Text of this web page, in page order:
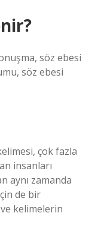
söz ebesi
söz ebesi
çok fazla
insanları
aynı zamanda
de bir
ve kelimelerin